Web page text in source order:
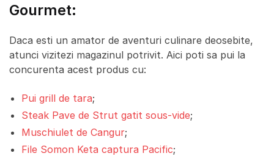
Gourmet:
Daca esti un amator de aventuri culinare deosebite,
atunci vizitezi magazinul potrivit. Aici poti sa pui la
concurenta acest produs cu:
Pui grill de tara;
Steak Pave de Strut gatit sous-vide;
Muschiulet de Cangur;
File Somon Keta captura Pacific;